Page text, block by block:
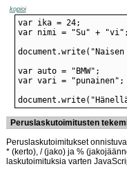
kopioi
Peruslaskutoimitusten
Peruslaskutoimitukset
* (kerto), / (jako) ja %
laskutoimituksia varten